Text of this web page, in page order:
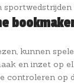
kunnen
en inzet op
controleren op